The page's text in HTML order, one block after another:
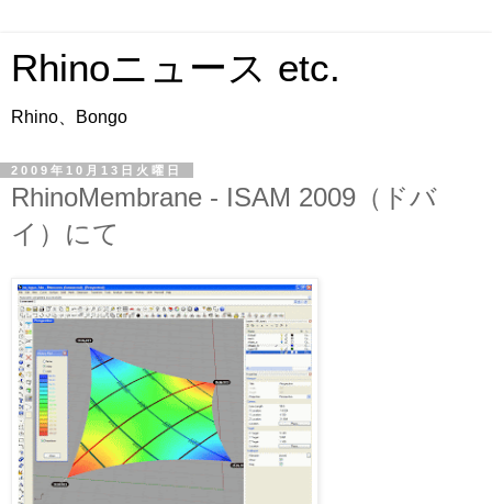
Rhinoニュース etc.
Rhino、Bongo
2009年10月13日火曜日
RhinoMembrane - ISAM 2009（ドバ
イ）にて